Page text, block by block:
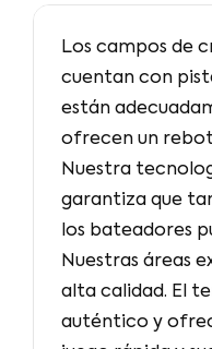
Los campos de
cuentan con
están
ofrecen un
Nuestra
garantiza que
los bateadores
Nuestras áreas
alta calidad. El
auténtico y